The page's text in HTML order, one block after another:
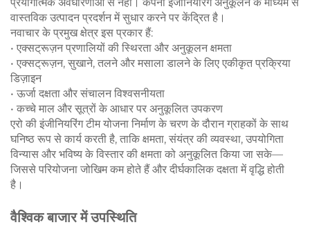
वास्तविक उत्पादन प्रदर्शन में सुधार करने पर केंद्रित है।
नवाचार के प्रमुख क्षेत्र इस प्रकार हैं:
• एक्सट्रूज़न प्रणालियों की स्थिरता और अनुकूलन क्षमता
• एक्सट्रूज़न, सुखाने, तलने और मसाला डालने के लिए एकीकृत प्रक्रिया
डिज़ाइन
• ऊर्जा दक्षता और संचालन विश्वसनीयता
• कच्चे माल और सूत्रों के आधार पर अनुकूलित उपकरण
एरो की इंजीनियरिंग टीम योजना निर्माण के चरण के दौरान ग्राहकों के साथ
घनिष्ठ रूप से कार्य करती है, ताकि क्षमता, संयंत्र की व्यवस्था, उपयोगिता
विन्यास और भविष्य के विस्तार की क्षमता को अनुकूलित किया जा सके—
जिससे परियोजना जोखिम कम होते हैं और दीर्घकालिक दक्षता में वृद्धि होती
है।
वैश्विक बाजार में उपस्थिति